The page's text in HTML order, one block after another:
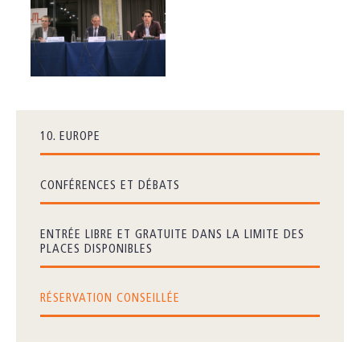
10. EUROPE
CONFÉRENCES ET DÉBATS
ENTRÉE LIBRE ET GRATUITE DANS LA LIMITE DES
PLACES DISPONIBLES
RÉSERVATION CONSEILLÉE